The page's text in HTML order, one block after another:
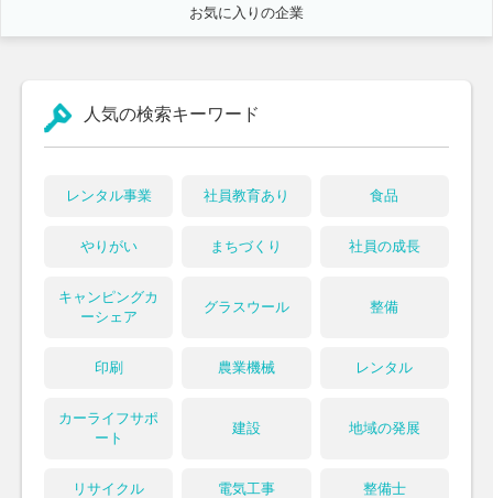
お気に入りの企業
人気の検索キーワード
レンタル事業 社員教育あり 食品
やりがい まちづくり 社員の成長
キャンピングカ
ーシェア
グラスウール 整備
印刷 農業機械 レンタル
カーライフサポ
ート
建設 地域の発展
リサイクル 電気工事 整備士